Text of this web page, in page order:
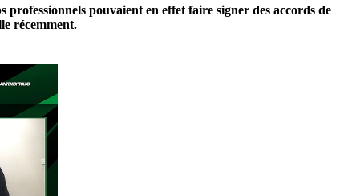
pouvaient en effet faire signer des accords de
récemment.